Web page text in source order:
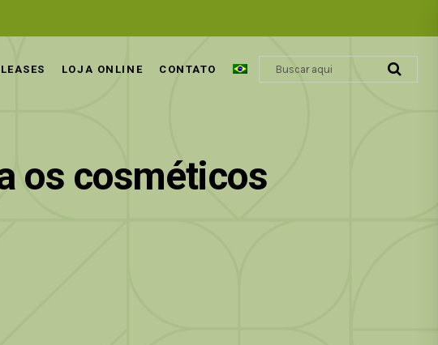
ÁCIDO GLIOXÍLICO | REVOLUÇÃO
COSMÉTICA CAPILAR
LOJA ONLINE CONTATO
os cosméticos